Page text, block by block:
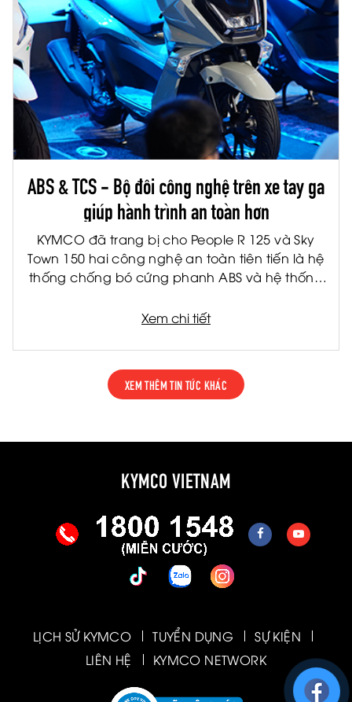
ABS & TCS - Bộ đôi công nghệ trên xe tay ga
giúp hành trình an toàn hơn
KYMCO đã trang bị cho People R 125 và Sky
Town 150 hai công nghệ an toàn tiên tiến là hệ
thống chống bó cứng phanh ABS và hệ thống
được ứng dụng rộng rãi trên các dòng xe cao
giảm thiểu rủi ro trong nhiều tình huống vận
hành thực tế.
Xem chi tiết
XEM THÊM TIN TỨC KHÁC
KYMCO VIETNAM
LỊCH SỬ KYMCO TUYỂN DỤNG
SỰ KIỆN
LIÊN HỆ
KYMCO NETWORK